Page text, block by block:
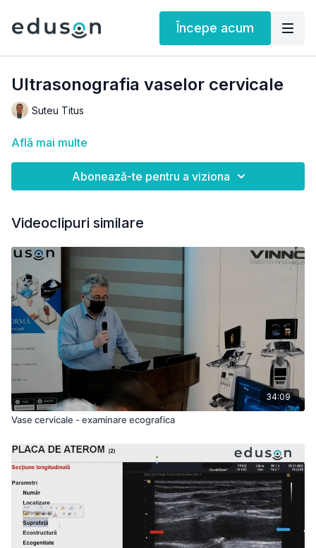
Începe acum
Ultrasonografia vaselor cervicale
Suteu Titus
Află mai multe
Abonează-te pentru a viziona
Videoclipuri similare
34:09
Vase cervicale - examinare ecografica